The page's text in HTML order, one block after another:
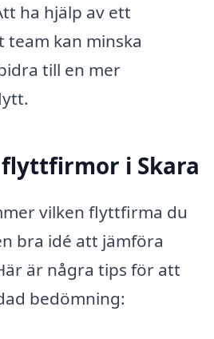
ha hjälp av ett
team kan minska
till en mer
i Skara
vilken flyttfirma du
bra idé att jämföra
är några tips för att
bedömning: